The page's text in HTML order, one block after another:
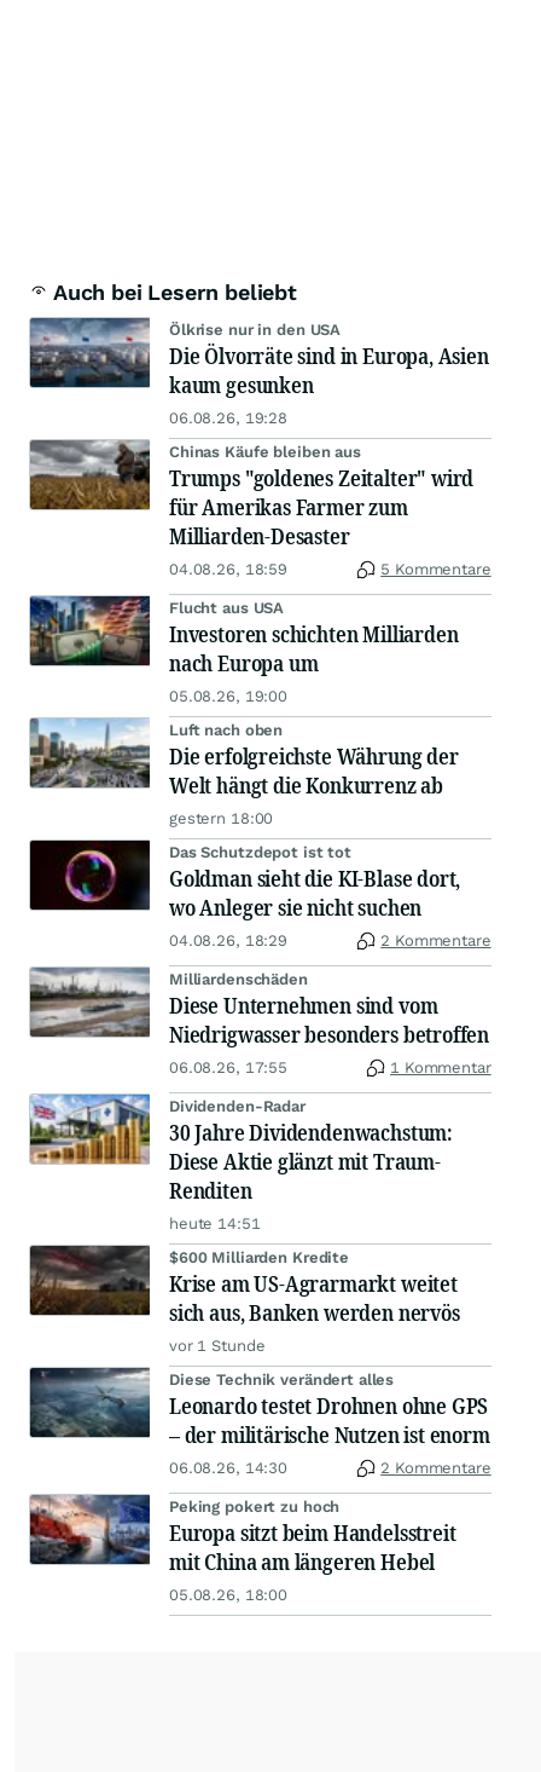
Auch bei Lesern beliebt
Ölkrise nur in den USA
Die Ölvorräte sind in Europa, Asien
kaum gesunken
06.08.26, 19:28
Chinas Käufe bleiben aus
Trumps "goldenes Zeitalter" wird
für Amerikas Farmer zum
Milliarden-Desaster
04.08.26, 18:59 5 Kommentare
Flucht aus USA
Investoren schichten Milliarden
nach Europa um
05.08.26, 19:00
Luft nach oben
Die erfolgreichste Währung der
Welt hängt die Konkurrenz ab
gestern 18:00
Das Schutzdepot ist tot
Goldman sieht die KI-Blase dort,
wo Anleger sie nicht suchen
04.08.26, 18:29 2 Kommentare
Milliardenschäden
Diese Unternehmen sind vom
Niedrigwasser besonders betroffen
06.08.26, 17:55 1 Kommentar
Dividenden-Radar
30 Jahre Dividendenwachstum:
Diese Aktie glänzt mit Traum-
Renditen
heute 14:51
$600 Milliarden Kredite
Krise am US-Agrarmarkt weitet
sich aus, Banken werden nervös
vor 1 Stunde
Diese Technik verändert alles
Leonardo testet Drohnen ohne GPS
– der militärische Nutzen ist enorm
06.08.26, 14:30 2 Kommentare
Peking pokert zu hoch
Europa sitzt beim Handelsstreit
mit China am längeren Hebel
05.08.26, 18:00